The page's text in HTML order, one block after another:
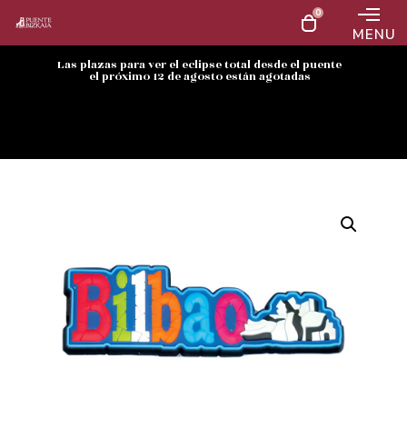
0
MENU
Las plazas para ver el eclipse total desde el puente
el próximo 12 de agosto están agotadas